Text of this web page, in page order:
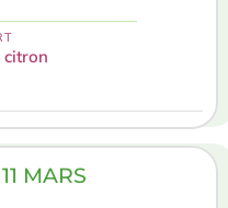
citron
MARS